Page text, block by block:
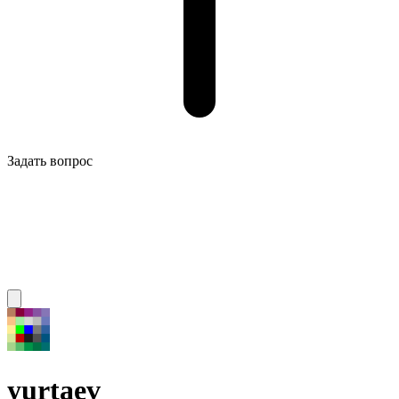
Задать вопрос
yurtaev